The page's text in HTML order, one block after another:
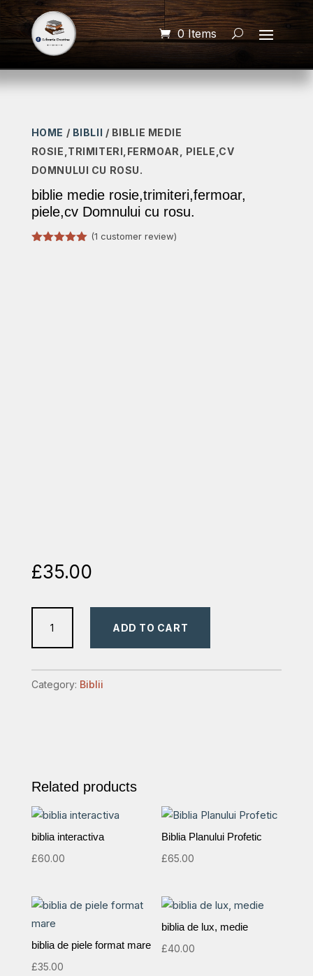
0 Items
HOME / BIBLII / BIBLIE MEDIE
ROSIE,TRIMITERI,FERMOAR, PIELE,CV
DOMNULUI CU ROSU.
biblie medie rosie,trimiteri,fermoar,
piele,cv Domnului cu rosu.
(1 customer review)
£35.00
medie
piele,cv
Domnului
ADD TO CART
Category: Biblii
Related products
biblia interactiva
£60.00
Biblia Planului Profetic
£65.00
biblia de piele format mare
£35.00
biblia de lux, medie
£40.00